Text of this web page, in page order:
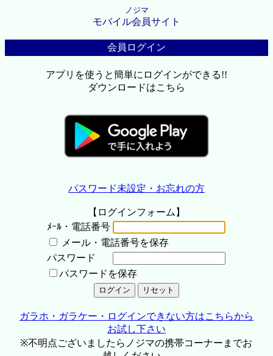
ノジマ
モバイル会員サイト
会員ログイン
アプリを使うと簡単にログインができる!!
ダウンロードはこちら
パスワード未設定・お忘れの方
【ログインフォーム】
ﾒｰﾙ・電話番号
メール・電話番号を保存
パスワード
パスワードを保存
ガラホ・ガラケー・ログインできない方はこちらから
お試し下さい
※不明点ございましたらノジマの携帯コーナーまでお